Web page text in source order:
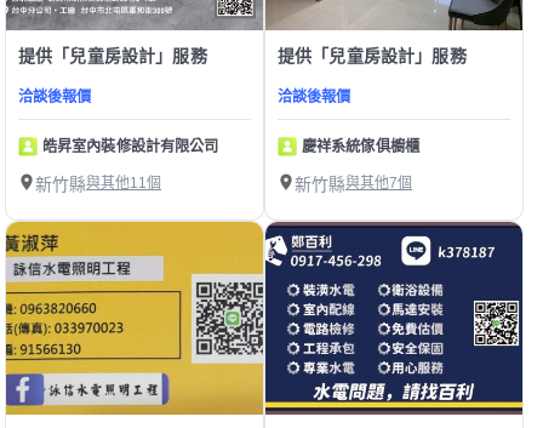
提供「兒童房設計」服務
洽談後報價
皓昇室內裝修設計有限公司
新竹縣與其他11個
提供「兒童房設計」服務
洽談後報價
慶祥系統傢俱櫥櫃
新竹縣與其他7個